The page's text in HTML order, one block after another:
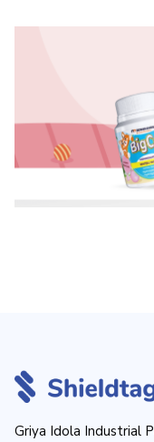
Griya Idola Industrial